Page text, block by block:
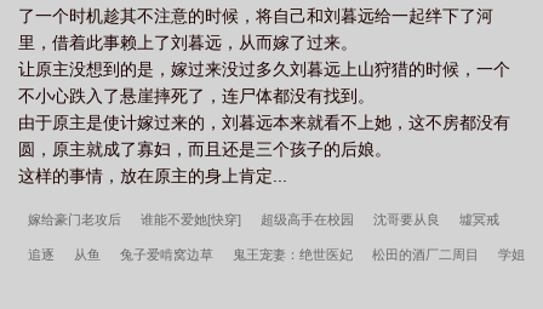
了一个时机趁其不注意的时候，将自己和刘暮远给一起绊下了河
里，借着此事赖上了刘暮远，从而嫁了过来。
让原主没想到的是，嫁过来没过多久刘暮远上山狩猎的时候，一个
不小心跌入了悬崖摔死了，连尸体都没有找到。
由于原主是使计嫁过来的，刘暮远本来就看不上她，这不房都没有
圆，原主就成了寡妇，而且还是三个孩子的后娘。
这样的事情，放在原主的身上肯定...
嫁给豪门老攻后 谁能不爱她[快穿] 超级高手在校园 沈哥要从良 墟冥戒
追逐 从鱼 兔子爱啃窝边草 鬼王宠妻：绝世医妃 松田的酒厂二周目 学姐